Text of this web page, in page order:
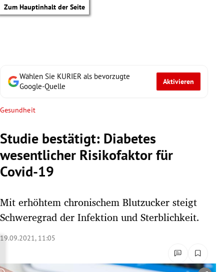
Zum Hauptinhalt der Seite
Untermenü
Wählen Sie KURIER als bevorzugte
Google-Quelle
Aktivieren
Gesundheit
Studie bestätigt: Diabetes
wesentlicher Risikofaktor für
Covid-19
Mit erhöhtem chronischem Blutzucker steigt
Schweregrad der Infektion und Sterblichkeit.
19.09.2021, 11:05